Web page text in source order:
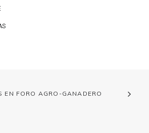
EN FORO AGRO-GANADERO